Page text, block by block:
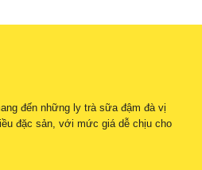
ly
gì
đôi
topping?
đến những ly trà sữa đậm đà vị
đặc sản, với mức giá dễ chịu cho